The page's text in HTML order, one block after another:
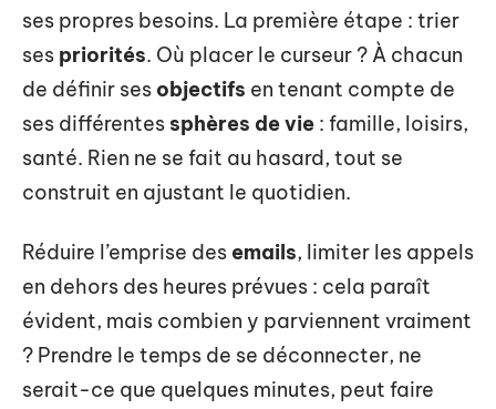
ses propres besoins. La première étape : trier
ses priorités. Où placer le curseur ? À chacun
de définir ses objectifs en tenant compte de
ses différentes sphères de vie : famille, loisirs,
santé. Rien ne se fait au hasard, tout se
construit en ajustant le quotidien.
Réduire l’emprise des emails, limiter les appels
en dehors des heures prévues : cela paraît
évident, mais combien y parviennent vraiment
? Prendre le temps de se déconnecter, ne
serait-ce que quelques minutes, peut faire